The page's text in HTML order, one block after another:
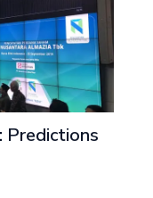
Predictions